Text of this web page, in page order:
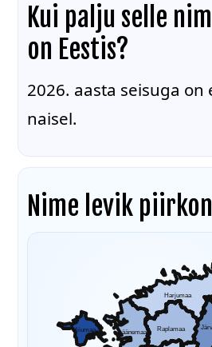
Kui palju selle
on Eestis?
2026. aasta seisuga on
naisel.
Nime levik
Hiiumaa Läänemaa Raplamaa
Harjumaa